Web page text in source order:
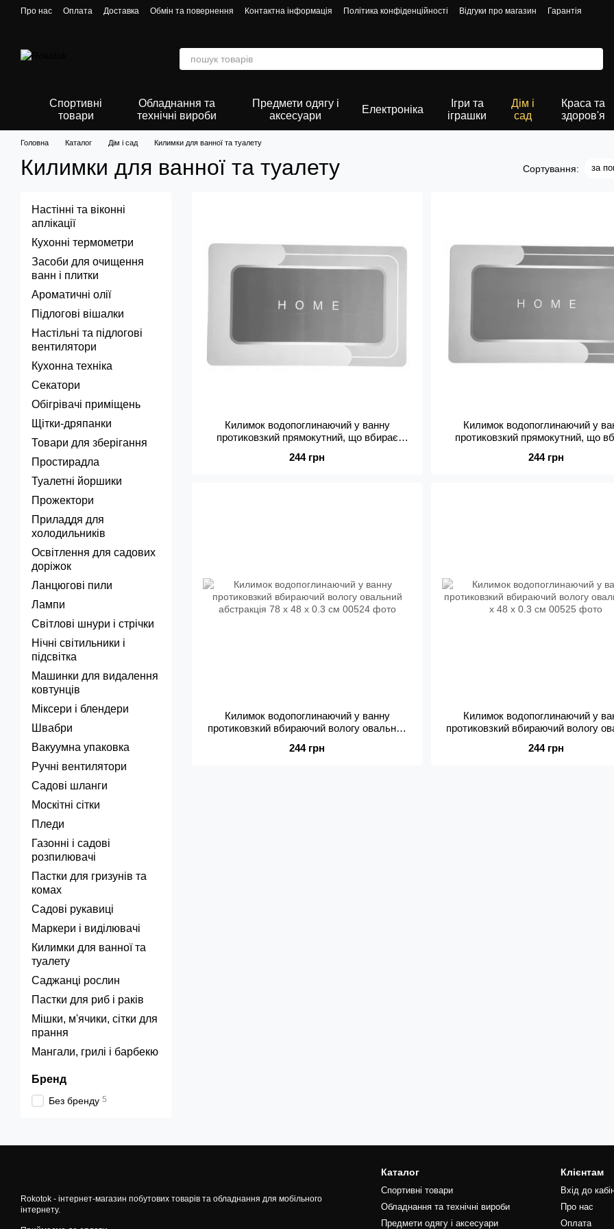
Перейти до основного контенту
Про нас Оплата Доставка Обмін та повернення Контактна інформація Політика конфіденційності Відгуки про магазин Гарантія
Спортивні
товари
Обладнання та
технічні вироби
Предмети одягу і
аксесуари
Електроніка
Ігри та
іграшки
Дім і
сад
Краса та
здоров'я
Головна Каталог Дім і сад Килимки для ванної та туалету
Килимки для ванної та туалету Сортування: за
Килимок водопоглинаючий у ванну
протиковзкий прямокутний, що вбирає
244 грн
Килимок водопоглинаючий у
протиковзкий прямокутний, що
244 грн
Килимок водопоглинаючий у ванну
протиковзкий вбираючий вологу овальний
244 грн
Килимок водопоглинаючий у
протиковзкий вбираючий вологу
244 грн
Настінні та віконні
аплікації
Кухонні термометри
Засоби для очищення
ванн і плитки
Ароматичні олії
Підлогові вішалки
Настільні та підлогові
вентилятори
Кухонна техніка
Секатори
Обігрівачі приміщень
Щітки-дряпанки
Товари для зберігання
Простирадла
Туалетні йоршики
Прожектори
Приладдя для
холодильників
Освітлення для садових
доріжок
Ланцюгові пили
Лампи
Світлові шнури і стрічки
Нічні світильники і
підсвітка
Машинки для видалення
ковтунців
Міксери і блендери
Швабри
Вакуумна упаковка
Ручні вентилятори
Садові шланги
Москітні сітки
Пледи
Газонні і садові
розпилювачі
Пастки для гризунів та
комах
Садові рукавиці
Маркери і виділювачі
Килимки для ванної та
туалету
Саджанці рослин
Пастки для риб і раків
Мішки, м'ячики, сітки для
прання
Мангали, грилі і барбекю
Бренд
Без бренду 5
Rokotok - інтернет-магазин побутових товарів та обладнання для мобільного
інтернету.
Каталог
Спортивні товари
Обладнання та технічні вироби
Предмети одягу і аксесуари
Клієнтам
Вхід до
Про нас
Оплата